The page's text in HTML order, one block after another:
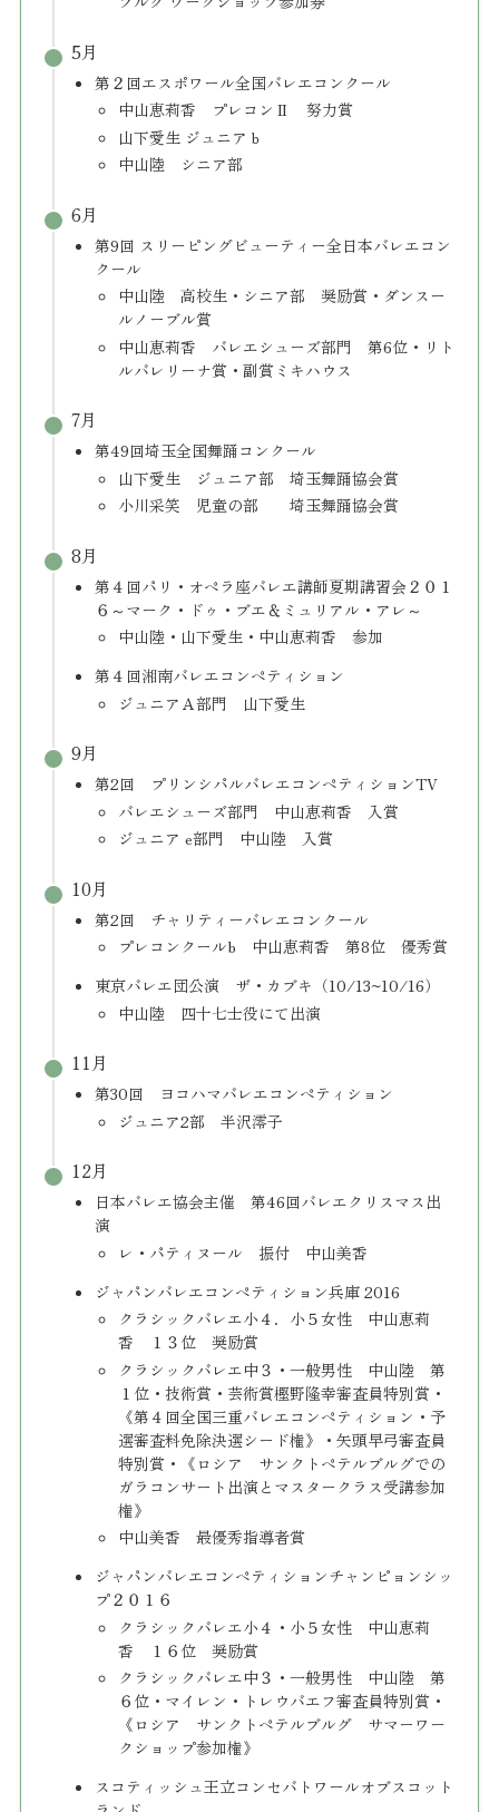
5月
第２回エスポワール全国バレエコンクール
中山恵莉香 プレコンⅡ 努力賞
山下愛生 ジュニアｂ
中山陸 シニア部
6月
第9回 スリーピングビューティー全日本バレエコン
クール
​中山陸 高校生・シニア部 奨励賞・ダンスー
ルノーブル賞
中山恵莉香 バレエシューズ部門 第6位・リト
ルバレリーナ賞・副賞ミキハウス
7月
第49回埼玉全国舞踊コンクール
​山下愛生 ジュニア部 埼玉舞踊協会賞
小川采笑 児童の部 埼玉舞踊協会賞
8月
第４回パリ・オペラ座バレエ講師夏期講習会２０１
６～マーク・ドゥ・ブエ＆ミュリアル・アレ～
中山陸・山下愛生・中山恵莉香 参加
第４回湘南バレエコンペティション
ジュニアＡ部門 山下愛生
9月
第2回 プリンシパルバレエコンペティションTV
バレエシューズ部門 中山恵莉香 入賞
ジュニア e部門 中山陸 入賞
10月
第2回 チャリティーバレエコンクール
プレコンクールb 中山恵莉香 第8位 優秀賞
東京バレエ団公演 ザ・カブキ（10/13~10/16）
中山陸 四十七士役にて出演
11月
第30回 ヨコハマバレエコンペティション
ジュニア2部 半沢澪子
12月
日本バレエ協会主催 第46回バレエクリスマス出
演
レ・パティヌール 振付 中山美香
ジャパンバレエコンペティション兵庫 2016
クラシックバレエ小４．小５女性 中山恵莉
香 １３位 奨励賞
​クラシックバレエ中３・一般男性 中山陸 第
１位・技術賞・芸術賞樫野隆幸審査員特別賞・
《第４回全国三重バレエコンペティション・予
選審査料免除決選シード権》・矢頭早弓審査員
特別賞・《ロシア サンクトペテルブルグでの
ガラコンサート出演とマスタークラス受講参加
権》
中山美香 最優秀指導者賞
ジャパンバレエコンペティションチャンピョンシッ
プ２０１６
クラシックバレエ小４・小５女性 中山恵莉
香 １６位 奨励賞
クラシックバレエ中３・一般男性 中山陸 第
６位・マイレン・トレウバエフ審査員特別賞・
《ロシア サンクトペテルブルグ サマーワー
クショップ参加権》
スコティッシュ王立コンセバトワールオブスコット